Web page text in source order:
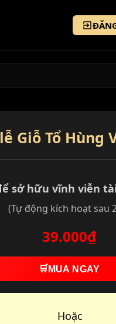
Giỗ Tổ Hùng
sở hữu vĩnh viễn
(Tự động kích hoạt sau
39.000₫
🛒 MUA NGAY
Hoặc